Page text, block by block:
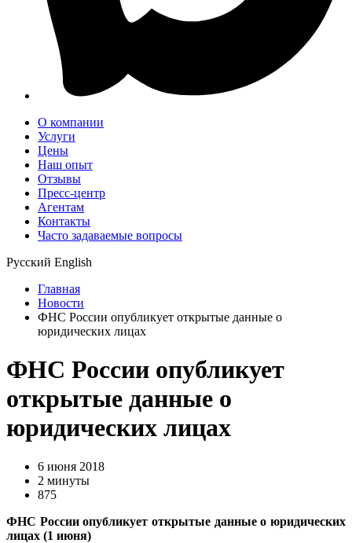
О компании
Услуги
Цены
Наш опыт
Отзывы
Пресс-центр
Агентам
Контакты
Часто задаваемые вопросы
Русский English
Главная
Новости
ФНС России опубликует открытые данные о
юридических лицах
ФНС России опубликует
открытые данные о
юридических лицах
6 июня 2018
2 минуты
875
ФНС России опубликует открытые данные о юридических
лицах (1 июня)